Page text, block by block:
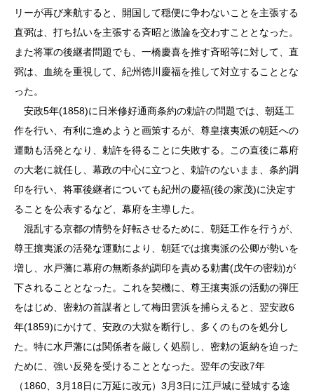
リーが再び来航すると、開国して穏便に争わないことを主張する
直弼は、打ち払いを主張する斉昭と激論を交わすこととなった。
また将軍の後継者問題でも、一橋慶喜を推す斉昭等に対して、直
弼は、血統を重視して、紀州徳川慶福を推して対立することとな
った。
安政5年(1858)に日米修好通商条約の勅許の問題では、朝廷工
作を行い、有利に進めようと画策するが、尊皇攘夷派の朝廷への
運動も活発となり、勅許を得ることに失敗する。この直後に幕府
の大老に就任し、幕政の中心に立つと、勅許のないまま、条約調
印を行い、将軍後継者についても紀州の慶福(後の家茂)に決定す
ることを公表するなど、幕府を主導した。
混乱する京都の情勢を好転させるために、朝廷工作を行うが、
尊王攘夷派の活発な運動により、朝廷では攘夷派の公卿が勢いを
増し、水戸藩に幕府の無断条約調印を責める勅書(戊午の密勅)が
下されることとなった。これを契機に、尊王攘夷派の活動の弾圧
をはじめ、密勅の首謀者として梅田雲浜を捕らえると、翌安政6
年(1859)にかけて、安政の大獄を断行し、多くのものを処分し
た。特に水戸藩には関係者を厳しく処罰し、密勅の返納を迫った
ために、強い反発を受けることとなった。翌年の安政7年
（1860、3月18日に万延に改元）3月3日に江戸城に登城する途